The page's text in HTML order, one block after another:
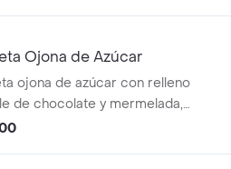
Ojona de Azúcar
ojona de azúcar con relleno
de chocolate y mermelada,
con azúcar glas.